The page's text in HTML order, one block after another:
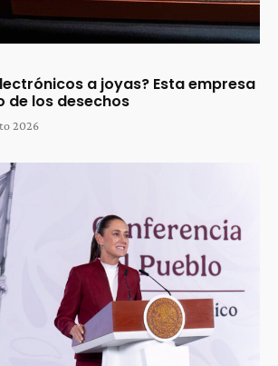
a joyas? Esta empresa
de los desechos
2026